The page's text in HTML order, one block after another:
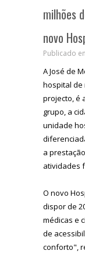
milhões
novo
Publicado
A José de
hospital de
projecto, é
grupo, a
unidade
a
atividades
O novo
dispor de
médicas e
de
conforto",